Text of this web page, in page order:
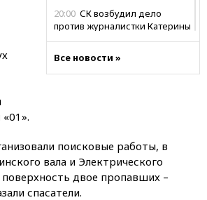
20:00 СК возбудил дело
против журналистки Катерины
19:45ISU предоставил
совершил официальный визит
в Сербию
19:19Россиянка погибла во
Французских Альпах
Все новости »
поисковые работы, в
вала и Электрического
двое пропавших –
спасатели.